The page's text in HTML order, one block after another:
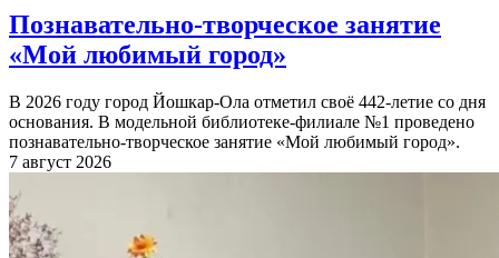
Познавательно-творческое занятие
«Мой любимый город»
В 2026 году город Йошкар-Ола отметил своё 442-летие со дня
основания. В модельной библиотеке-филиале №1 проведено
познавательно-творческое занятие «Мой любимый город».
7 август 2026